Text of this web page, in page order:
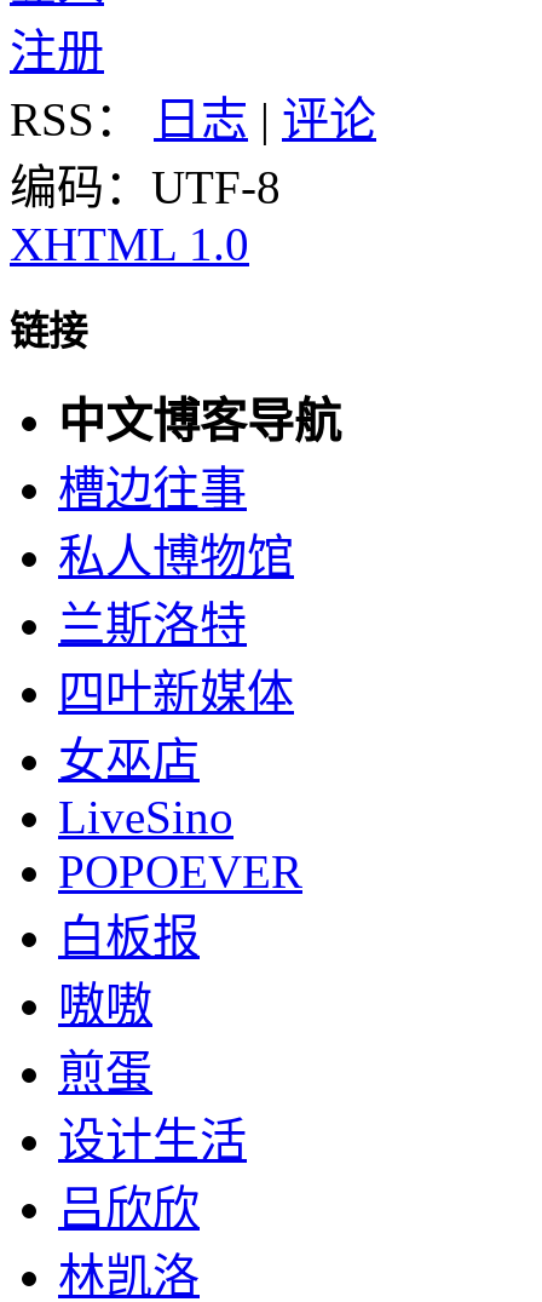
注册
RSS：
日志 | 评论
编码：UTF-8
XHTML 1.0
链接
中文博客导航
槽边往事
私人博物馆
兰斯洛特
四叶新媒体
女巫店
LiveSino
POPOEVER
白板报
嗷嗷
煎蛋
设计生活
吕欣欣
林凯洛